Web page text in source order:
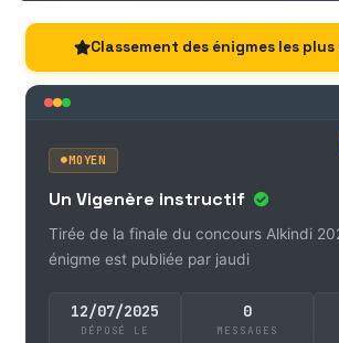
Classement des énigmes les
MOYEN
Un Vigenère instructif
Tirée de la finale du concours Alkindi
énigme est publiée par jaudi
12/07/2025
DÉPOSÉ LE
0
MESSAGES